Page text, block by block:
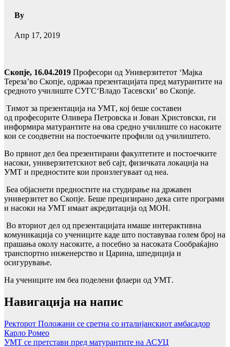
By
Апр 17, 2019
Скопје, 16.04.2019 Професори од Универзитетот ‘Мајка
Тереза’во Скопје, одржаа презентацијата пред матурантите на
средното училиште СУГС‘Владо Тасевски’ во Скопје.
Тимот за презентација на УМТ, кој беше составен
од професорите Оливера Петровска и Јован Христовски, ги
информира матурантите на ова средно училиште со насоките
кои се соодветни на постоечките профили од училиштето.
Во првиот дел беа презентирани факултетите и постоечките
насоки, универзитетскиот веб сајт, физичката локација на
УМТ и предностите кои произлегуваат од неа.
Беа објаснети предностите на студирање на државен
универзитет во Скопје. Беше прецизирано дека сите програми
и насоки на УМТ имаат акредитација од МОН.
Во вториот дел од презентацијата имаше интерактивна
комуникација со учениците каде што поставуваа голем број на
прашања околу насоките, а посебно за насоката Сообраќајно
транспортно инженерство и Царина, шпедиција и
осигурување.
На учениците им беа поделени флаери од УМТ.
Навигација на напис
Ректорот Положани се сретна со италијанскиот амбасадор
Карло Ромео
УМТ се претстави пред матурантите на АСУЦ